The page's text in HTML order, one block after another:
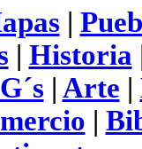
|
| Historia
| Arte |
|